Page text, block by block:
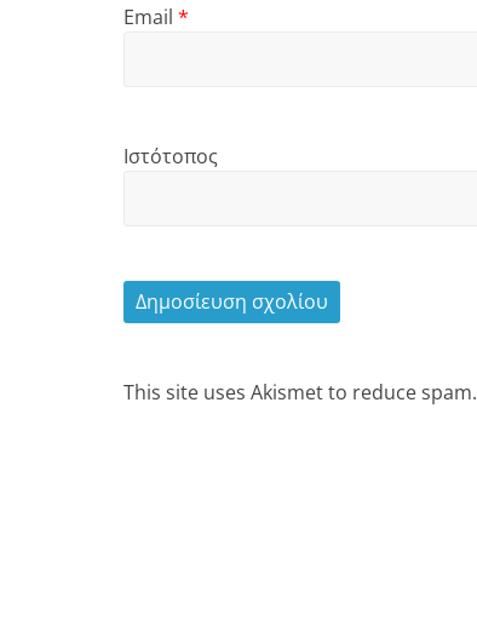
Email *
Ιστότοπος
This site uses Akismet to reduce spam.